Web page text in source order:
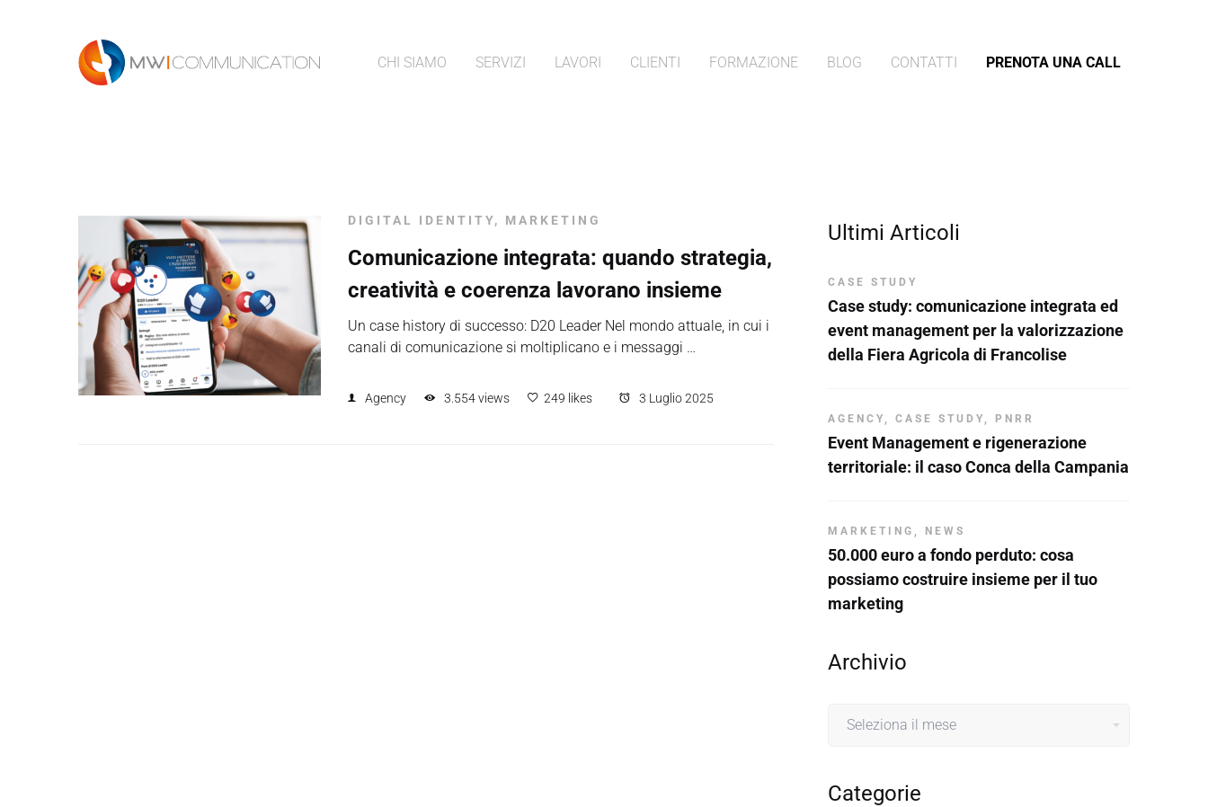
CHI SIAMO SERVIZI LAVORI CLIENTI FORMAZIONE BLOG CONTATTI PRENOTA UNA CALL
DIGITAL IDENTITY, MARKETING
Comunicazione integrata: quando strategia,
creatività e coerenza lavorano insieme
Un case history di successo: D20 Leader Nel mondo attuale, in cui i
canali di comunicazione si moltiplicano e i messaggi …
Agency 3.554 views 249 likes 3 Luglio 2025
Ultimi Articoli
CASE STUDY
Case study: comunicazione integrata ed
event management per la valorizzazione
della Fiera Agricola di Francolise
AGENCY , CASE STUDY , PNRR
Event Management e rigenerazione
territoriale: il caso Conca della Campania
MARKETING , NEWS
50.000 euro a fondo perduto: cosa
possiamo costruire insieme per il tuo
marketing
Archivio
Categorie